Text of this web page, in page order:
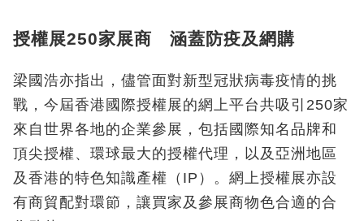
授權展250家展商 涵蓋防疫及網購
梁國浩亦指出，儘管面對新型冠狀病毒疫情的挑
戰，今屆香港國際授權展的網上平台共吸引250家
來自世界各地的企業參展，包括國際知名品牌和
頂尖授權、環球最大的授權代理，以及亞洲地區
及香港的特色知識產權（IP）。網上授權展亦設
有商貿配對環節，讓買家及參展商物色合適的合